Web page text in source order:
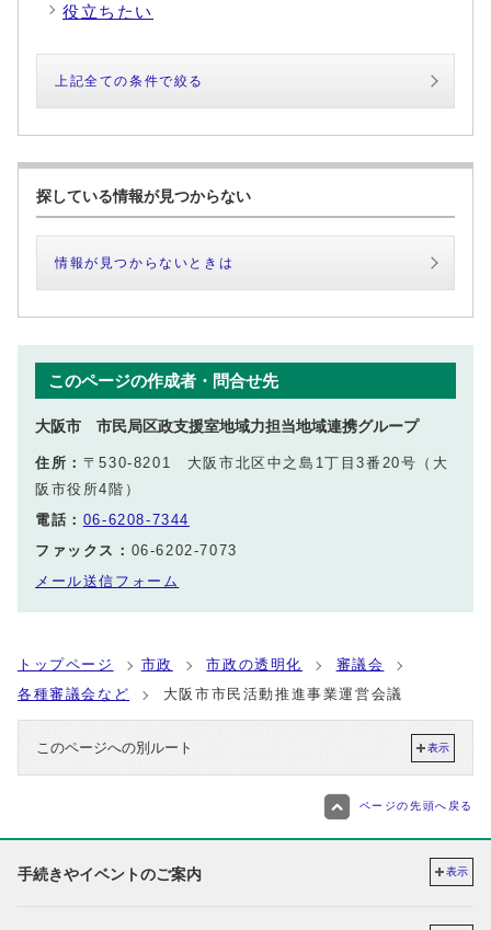
役立ちたい
上記全ての条件で絞る
探している情報が見つからない
情報が見つからないときは
このページの作成者・問合せ先
大阪市 市民局区政支援室地域力担当地域連携グループ
住所： 〒530-8201 大阪市北区中之島1丁目3番20号（大
阪市役所4階）
電話： 06-6208-7344
ファックス： 06-6202-7073
メール送信フォーム
トップページ 市政 市政の透明化
審議会
各種審議会など
大阪市市民活動推進事業運営会議
このページへの別ルート 表示
ページの先頭へ戻る
手続きやイベントのご案内 表示